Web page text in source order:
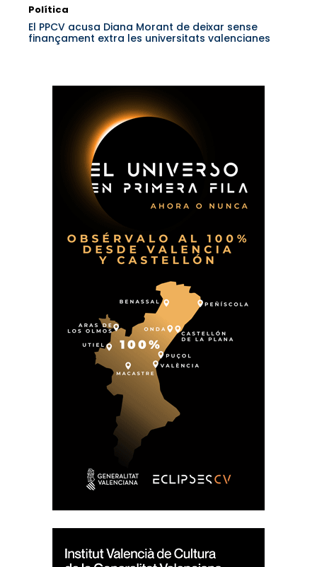
Política
El PPCV acusa Diana Morant de deixar sense
finançament extra les universitats valencianes